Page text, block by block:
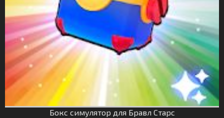
Бокс симулятор для Бравл Старс